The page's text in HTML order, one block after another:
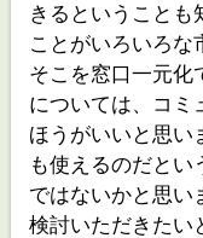
きるということも
ことがいろいろな
そこを窓口一元化
については、コミ
ほうがいいと思い
も使えるのだと
ではないかと思い
検討いただきたい